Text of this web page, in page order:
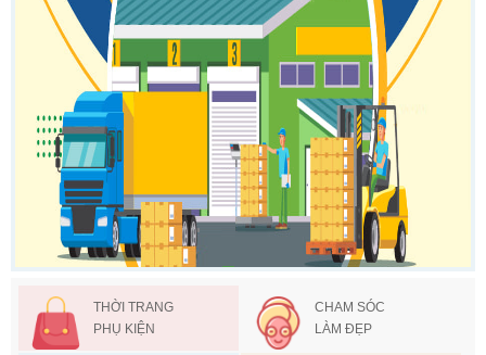
THỜI TRANG
PHỤ KIỆN
CHAM SÓC
LÀM ĐẸP